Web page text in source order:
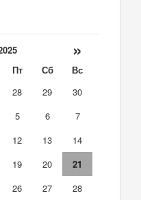
»
Пт Сб
Вс
28 29
30
5 6
7
12 13
14
19 20
21
26 27
28